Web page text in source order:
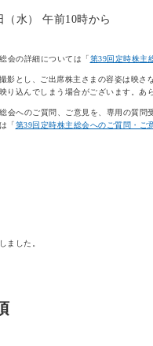
（水） 午前10時から
会の詳細については「第39回定時株主
影とし、ご出席株主さまの容姿は映さ
り込んでしまう場合がございます。あ
会へのご質問、ご意見を、専用の質問
「第39回定時株主総会へのご質問・ご
ました。